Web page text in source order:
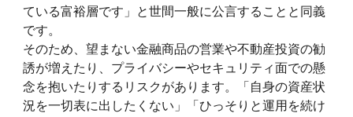
ている富裕層です」と世間一般に公言することと同義
です。
そのため、望まない金融商品の営業や不動産投資の勧
誘が増えたり、プライバシーやセキュリティ面での懸
念を抱いたりするリスクがあります。「自身の資産状
況を一切表に出したくない」「ひっそりと運用を続け